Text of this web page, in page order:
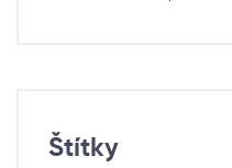
Štítky